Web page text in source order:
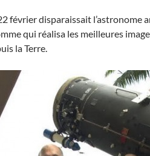
février disparaissait l’astronome
qui réalisa les meilleures
la Terre.